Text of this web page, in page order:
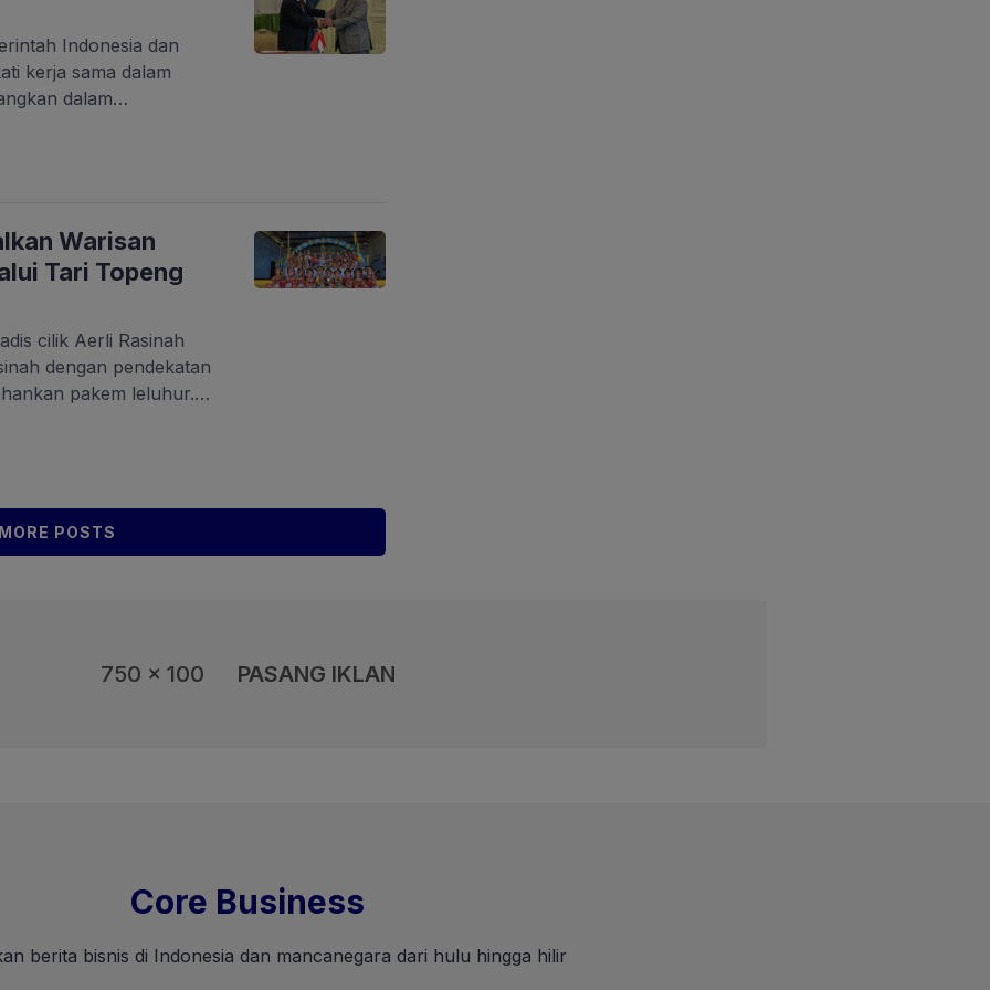
Indonesia dan
kerja sama dalam
dalam
Kesepakatan ini
ke Indonesia, pada
antara kedua
bidang ekonomi,
Warisan
Tari Topeng
cilik Aerli Rasinah
dengan pendekatan
pakem leluhur.
mempelajari
Barat. Tepukan
mengiringi
yang menghiasi kepala
[…]
MORE POSTS
750 x 100 PASANG IKLAN
Core Business
berita bisnis di Indonesia dan mancanegara dari hulu hingga hilir